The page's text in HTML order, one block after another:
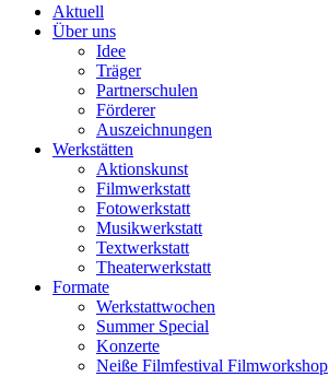
Aktuell
Über uns
Idee
Träger
Partnerschulen
Förderer
Auszeichnungen
Werkstätten
Aktionskunst
Filmwerkstatt
Fotowerkstatt
Musikwerkstatt
Textwerkstatt
Theaterwerkstatt
Formate
Werkstattwochen
Summer Special
Konzerte
Neiße Filmfestival Filmworkshop